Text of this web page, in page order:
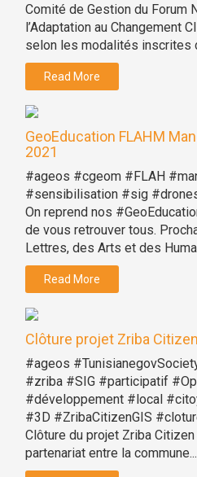
Comité de Gestion du Forum
l’Adaptation au Changement
selon les modalités inscrites
Read More
GeoEducation FLAHM
2021
#ageos #cgeom #FLAH
#sensibilisation #sig
On reprend nos
de vous retrouver tous.
Lettres, des Arts et des
Read More
Clôture projet Zriba
#ageos
#zriba #SIG #participatif
#développement #local
#3D #ZribaCitizenGIS
Clôture du projet Zriba
partenariat entre la commune...